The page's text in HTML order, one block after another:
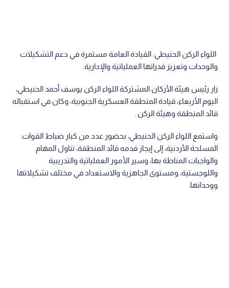
اللواء الركن الحنيطي: القيادة العامة مستمرة في دعم التشكيلات
والوحدات وتعزيز قدراتها العملياتية والإدارية.
زار رئيس هيئة الأركان المشتركة اللواء الركن يوسف أحمد الحنيطي،
اليوم الأربعاء، قيادة المنطقة العسكرية الجنوبية، وكان في استقباله
قائد المنطقة وهيئة الركن .
واستمع اللواء الركن الحنيطي، بحضور عدد من كبار ضباط القوات
المسلحة الأردنية، إلى إيجاز قدمه قائد المنطقة، تناول المهام
والواجبات المناطة بها، وسير الأمور العملياتية والتدريبية
واللوجستية، ومستوى الجاهزية والاستعداد في مختلف تشكيلاتها
ووحداتها.